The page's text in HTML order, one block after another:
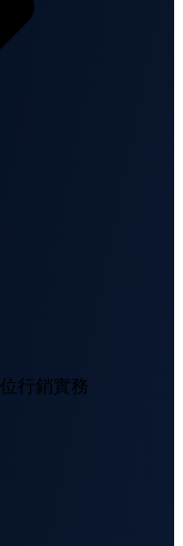
行銷實務